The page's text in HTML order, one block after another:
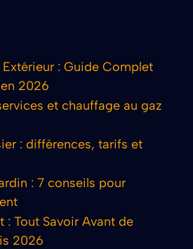
: Guide Complet
2026
et chauffage au gaz
: différences, tarifs et
: 7 conseils pour
: Tout Savoir Avant de
2026